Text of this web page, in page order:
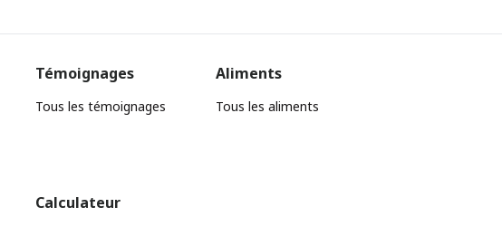
Témoignages
Tous les témoignages
Aliments
Tous les aliments
Calculateur